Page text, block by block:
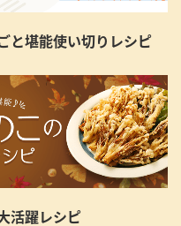
と堪能使い切りレシピ
活躍レシピ